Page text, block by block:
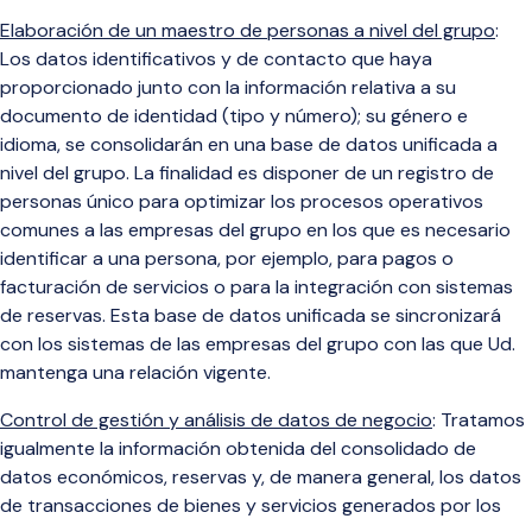
Elaboración de un maestro de personas a nivel del grupo:
Los datos identificativos y de contacto que haya
proporcionado junto con la información relativa a su
documento de identidad (tipo y número); su género e
idioma, se consolidarán en una base de datos unificada a
nivel del grupo. La finalidad es disponer de un registro de
personas único para optimizar los procesos operativos
comunes a las empresas del grupo en los que es necesario
identificar a una persona, por ejemplo, para pagos o
facturación de servicios o para la integración con sistemas
de reservas. Esta base de datos unificada se sincronizará
con los sistemas de las empresas del grupo con las que Ud.
mantenga una relación vigente.
Control de gestión y análisis de datos de negocio: Tratamos
igualmente la información obtenida del consolidado de
datos económicos,reservas y, de manera general, los datos
de transacciones de bienes y servicios generados por los